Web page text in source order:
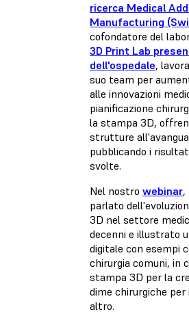
ricerca Medical
Manufacturing
cofondatore del
3D Print Lab
dell'ospedale,
suo team per
alle innovazioni
pianificazione
la stampa 3D,
strutture
pubblicando i
svolte.
Nel nostro webinar,
parlato
3D nel settore
decenni e illustrato
digitale con esempi
chirurgia comuni, in
stampa 3D per la
dime chirurgiche
altro.